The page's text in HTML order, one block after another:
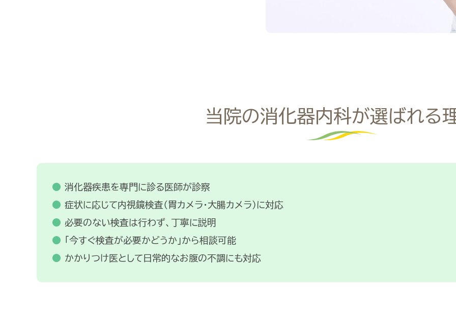
当院の消化器内科が選ばれる
消化器疾患を専門に診る医師が診察
症状に応じて内視鏡検査（胃カメラ・大腸カメラ）に対応
必要のない検査は行わず、丁寧に説明
「今すぐ検査が必要かどうか」から相談可能
かかりつけ医として日常的なお腹の不調にも対応